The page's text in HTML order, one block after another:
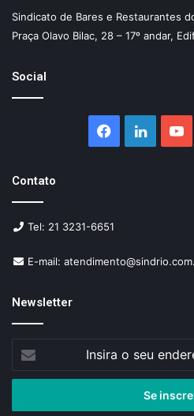
Sindicato de Bares e Restaurantes
Praça Olavo Bilac, 28 – 17º andar,
Social
Facebook
Linkedin
Contato
Tel: 21 3231-6651
E-mail:
Newsletter
seu
de